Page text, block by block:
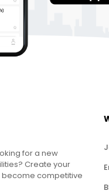
for a new
Create your
become competitive